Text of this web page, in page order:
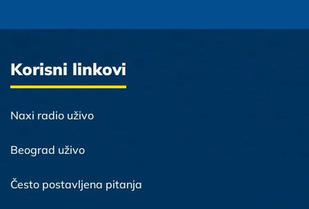
Korisni linkovi
Naxi radio uživo
Beograd uživo
Često postavljena pitanja